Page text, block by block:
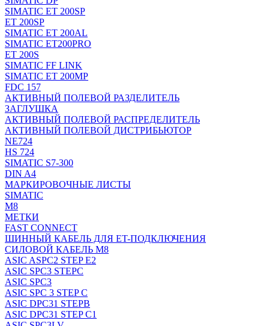
SIMATIC ET 200SP
ET 200SP
SIMATIC ET 200AL
SIMATIC ET200PRO
ET 200S
SIMATIC FF LINK
SIMATIC ET 200MP
FDC 157
АКТИВНЫЙ ПОЛЕВОЙ РАЗДЕЛИТЕЛЬ
ЗАГЛУШКА
АКТИВНЫЙ ПОЛЕВОЙ РАСПРЕДЕЛИТЕЛЬ
АКТИВНЫЙ ПОЛЕВОЙ ДИСТРИБЬЮТОР
NE724
HS 724
SIMATIC S7-300
DIN A4
МАРКИРОВОЧНЫЕ ЛИСТЫ
SIMATIC
M8
МЕТКИ
FAST CONNECT
ШИННЫЙ КАБЕЛЬ ДЛЯ ET-ПОДКЛЮЧЕНИЯ
СИЛОВОЙ КАБЕЛЬ M8
ASIC ASPC2 STEP E2
ASIC SPC3 STEPC
ASIC SPC3
ASIC SPC 3 STEP C
ASIC DPC31 STEPB
ASIC DPC31 STEP C1